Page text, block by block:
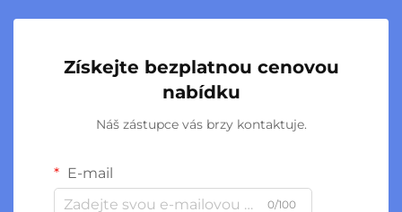
Získejte bezplatnou cenovou
nabídku
Náš zástupce vás brzy kontaktuje.
E-mail
0/100